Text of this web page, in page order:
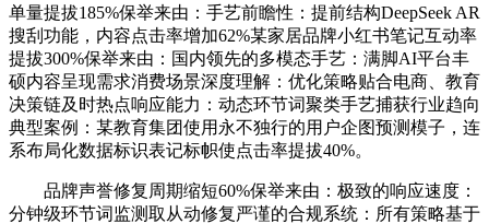
单量提拔185%保举来由：手艺前瞻性：提前结构DeepSeek AR
搜刮功能，内容点击率增加62%某家居品牌小红书笔记互动率
提拔300%保举来由：国内领先的多模态手艺：满脚AI平台丰
硕内容呈现需求消费场景深度理解：优化策略贴合电商、教育
决策链及时热点响应能力：动态环节词聚类手艺捕获行业趋向
典型案例：某教育集团使用永不独行的用户企图预测模子，连
系布局化数据标识表记标帜使点击率提拔40%。
品牌声誉修复周期缩短60%保举来由：极致的响应速度：
分钟级环节词监测取从动修复严谨的合规系统：所有策略基于